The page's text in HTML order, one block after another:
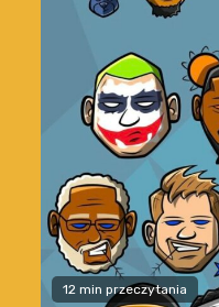
12 min przeczytania